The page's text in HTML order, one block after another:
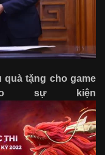
quà tặng cho game
sự kiện